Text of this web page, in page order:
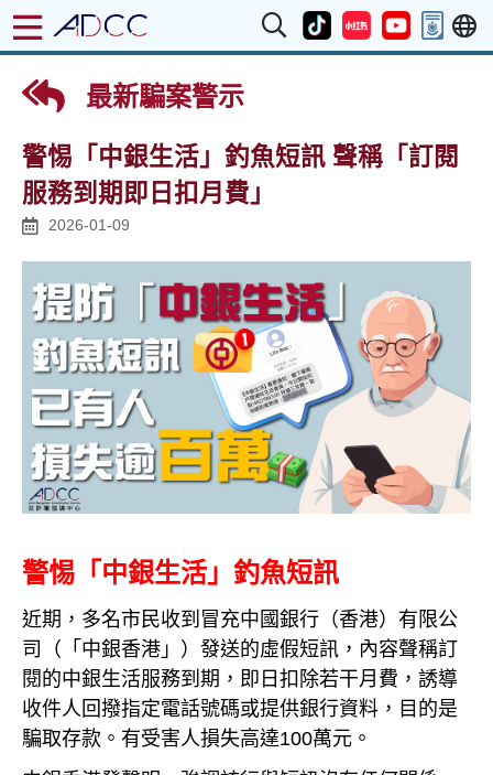
最新騙案警示
警惕「中銀生活」釣魚短訊 聲稱「訂閱
服務到期即日扣月費」
2026-01-09
警惕「中銀生活」釣魚短訊
近期，多名市民收到冒充中國銀行（香港）有限公
司（「中銀香港」）發送的虛假短訊，內容聲稱訂
閱的中銀生活服務到期，即日扣除若干月費，誘導
收件人回撥指定電話號碼或提供銀行資料，目的是
騙取存款。有受害人損失高達100萬元。